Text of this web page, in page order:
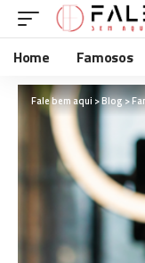
Home Famosos
Fale bem aqui >Blog>